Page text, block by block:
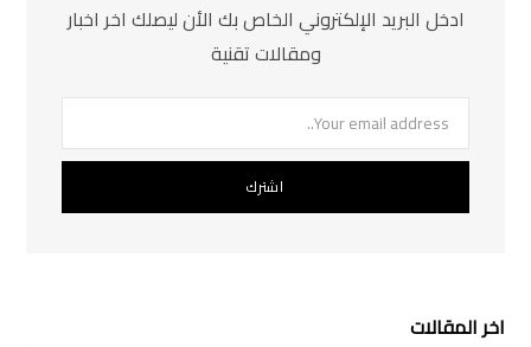
ادخل البريد الإلكتروني الخاص بك الأن ليصلك اخر اخبار
ومقالات تقنية
اخر المقالات